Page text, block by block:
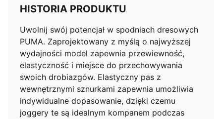
HISTORIA PRODUKTU
Uwolnij swój potencjał w spodniach dresowych
PUMA. Zaprojektowany z myślą o najwyższej
wydajności model zapewnia przewiewność,
elastyczność i miejsce do przechowywania
swoich drobiazgów. Elastyczny pas z
wewnętrznymi sznurkami zapewnia umożliwia
indywidualne dopasowanie, dzięki czemu
joggery te są idealnym kompanem podczas